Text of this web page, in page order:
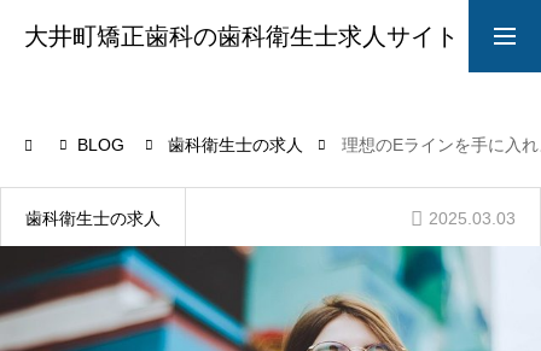
大井町矯正歯科の歯科衛生士求人サイト
院長からのメッセージ
ABOUT
BLOG 歯科衛生士の求人 理想のEラインを手に入
歯科衛生士の求人 2025.03.03